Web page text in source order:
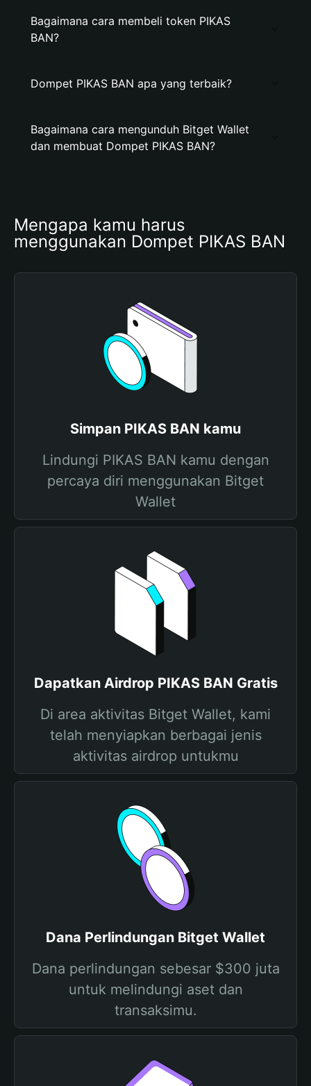
Bagaimana cara membeli token PIKAS
BAN?
Dompet PIKAS BAN apa yang terbaik?
Bagaimana cara mengunduh Bitget Wallet
dan membuat Dompet PIKAS BAN?
Mengapa kamu harus
menggunakan Dompet PIKAS BAN
Simpan PIKAS BAN kamu
Lindungi PIKAS BAN kamu dengan
percaya diri menggunakan Bitget
Wallet
Dapatkan Airdrop PIKAS BAN Gratis
Di area aktivitas Bitget Wallet, kami
telah menyiapkan berbagai jenis
aktivitas airdrop untukmu
Dana Perlindungan Bitget Wallet
Dana perlindungan sebesar $300 juta
untuk melindungi aset dan
transaksimu.